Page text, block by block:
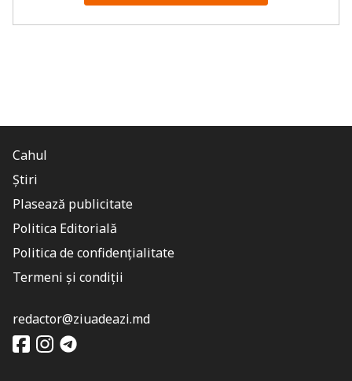
Cahul
Știri
Plasează publicitate
Politica Editorială
Politica de confidențialitate
Termeni și condiții
redactor@ziuadeazi.md